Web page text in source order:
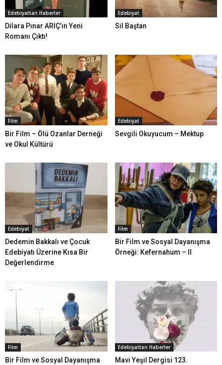
Edebiyattan Haberler
Dilara Pınar ARIÇ’ın Yeni
Romanı Çıktı!
Edebiyat
Sil Baştan
Film
Bir Film – Ölü Ozanlar Derneği
ve Okul Kültürü
Edebiyat
Sevgili Okuyucum – Mektup
Edebiyat
Dedemin Bakkalı ve Çocuk
Edebiyatı Üzerine Kısa Bir
Değerlendirme
Film
Bir Film ve Sosyal Dayanışma
Örneği: Kefernahum – II
Film
Bir Film ve Sosyal Dayanışma
Edebiyattan Haberler
Mavi Yeşil Dergisi 123.